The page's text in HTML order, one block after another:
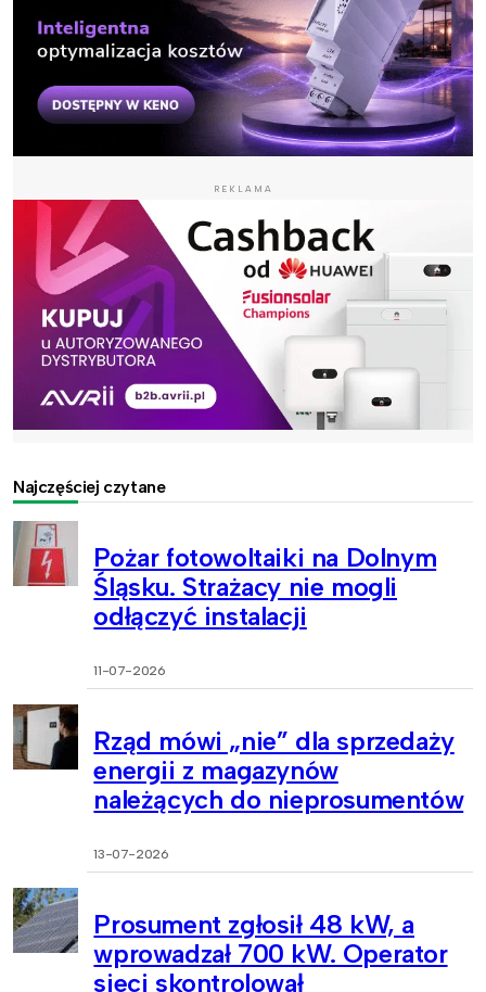
REKLAMA
Najczęściej czytane
Pożar fotowoltaiki na Dolnym
Śląsku. Strażacy nie mogli
odłączyć instalacji
11-07-2026
Rząd mówi „nie” dla sprzedaży
energii z magazynów
należących do nieprosumentów
13-07-2026
Prosument zgłosił 48 kW, a
wprowadzał 700 kW. Operator
sieci skontrolował